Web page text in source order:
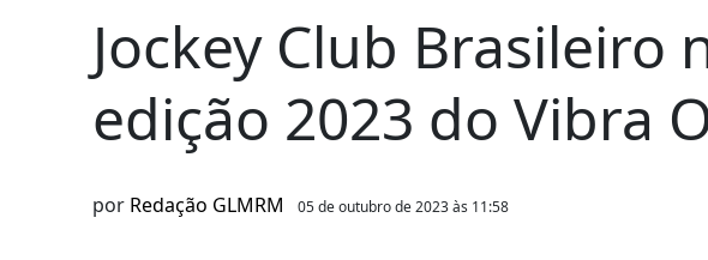
Jockey Club Brasileiro
edição 2023 do Vibra
por Redação GLMRM 05 de outubro de 2023 às 11:58